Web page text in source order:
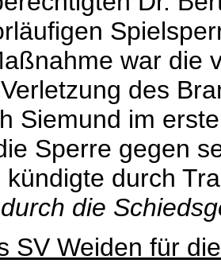
war die
des
Siemund im
Sperre gegen
kündigte durch
die
SV Weiden für